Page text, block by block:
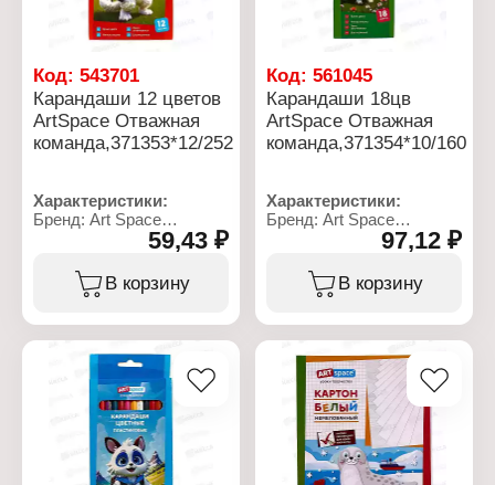
Код: 543701
Карандаши 12 цветов
ArtSpace Отважная
команда,371353*12/252
Характеристики:
Бренд: Art Space
Артикул: 371353
команда"
Тип товара: Набор
Количество цветов: 12
Диаметр грифеля: 2,65
Материал: пластик
Форма корпуса:
шестигранная
59,43 ₽
В корзину
Код:561045
Карандаши 18цв
ArtSpace Отважная
команда,371354*10/160
Характеристики:
Бренд: Art Space
Артикул: 371354
команда"
Тип товара: Набор
Количество цветов: 18
цветов
Диаметр грифеля: 2,65
Материал: пластик
Форма корпуса:
шестигранный
97,12 ₽
В корзину